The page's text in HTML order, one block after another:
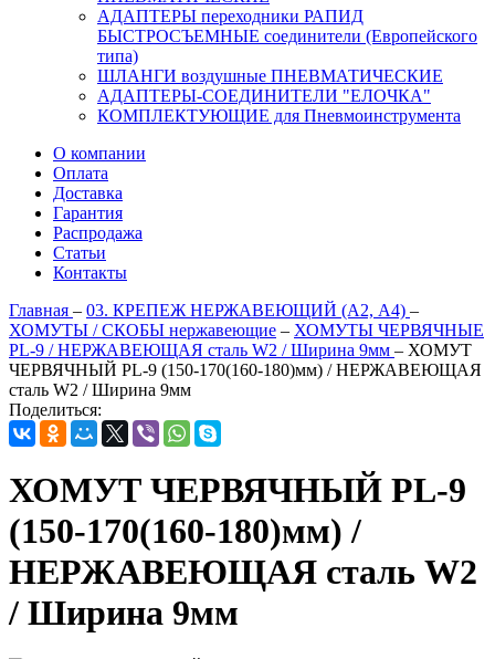
АДАПТЕРЫ переходники РАПИД
БЫСТРОСЪЕМНЫЕ соединители (Европейского
типа)
ШЛАНГИ воздушные ПНЕВМАТИЧЕСКИЕ
АДАПТЕРЫ-СОЕДИНИТЕЛИ "ЕЛОЧКА"
КОМПЛЕКТУЮЩИЕ для Пневмоинструмента
О компании
Оплата
Доставка
Гарантия
Распродажа
Статьи
Контакты
Главная – 03. КРЕПЕЖ НЕРЖАВЕЮЩИЙ (А2, А4) –
ХОМУТЫ / СКОБЫ нержавеющие – ХОМУТЫ ЧЕРВЯЧНЫЕ
PL-9 / НЕРЖАВЕЮЩАЯ сталь W2 / Ширина 9мм – ХОМУТ
ЧЕРВЯЧНЫЙ PL-9 (150-170(160-180)мм) / НЕРЖАВЕЮЩАЯ
сталь W2 / Ширина 9мм
Поделиться:
ХОМУТ ЧЕРВЯЧНЫЙ PL-9
(150-170(160-180)мм) /
НЕРЖАВЕЮЩАЯ сталь W2
/ Ширина 9мм